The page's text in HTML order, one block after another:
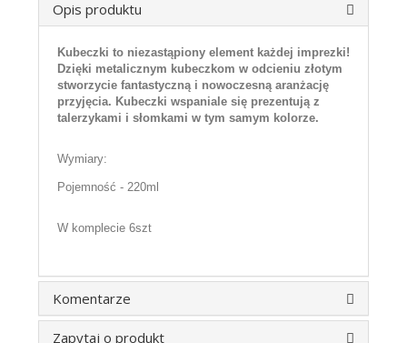
Opis produktu
Kubeczki to niezastąpiony element każdej imprezki!
Dzięki metalicznym kubeczkom w odcieniu złotym
stworzycie fantastyczną i nowoczesną aranżację
przyjęcia. Kubeczki wspaniale się prezentują z
talerzykami i słomkami w tym samym kolorze.
Wymiary:
Pojemność - 220ml
W komplecie 6szt
Komentarze
Zapytaj o produkt